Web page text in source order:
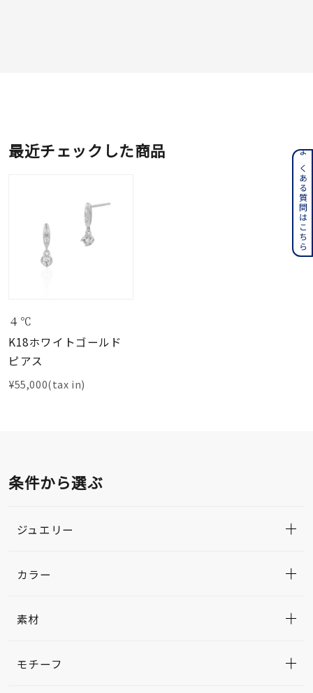
最近チェックした商品
４℃
K18ホワイトゴールド
ピアス
¥55,000(tax in)
条件から選ぶ
ジュエリー
カラー
素材
モチーフ
よくある質問はこちら